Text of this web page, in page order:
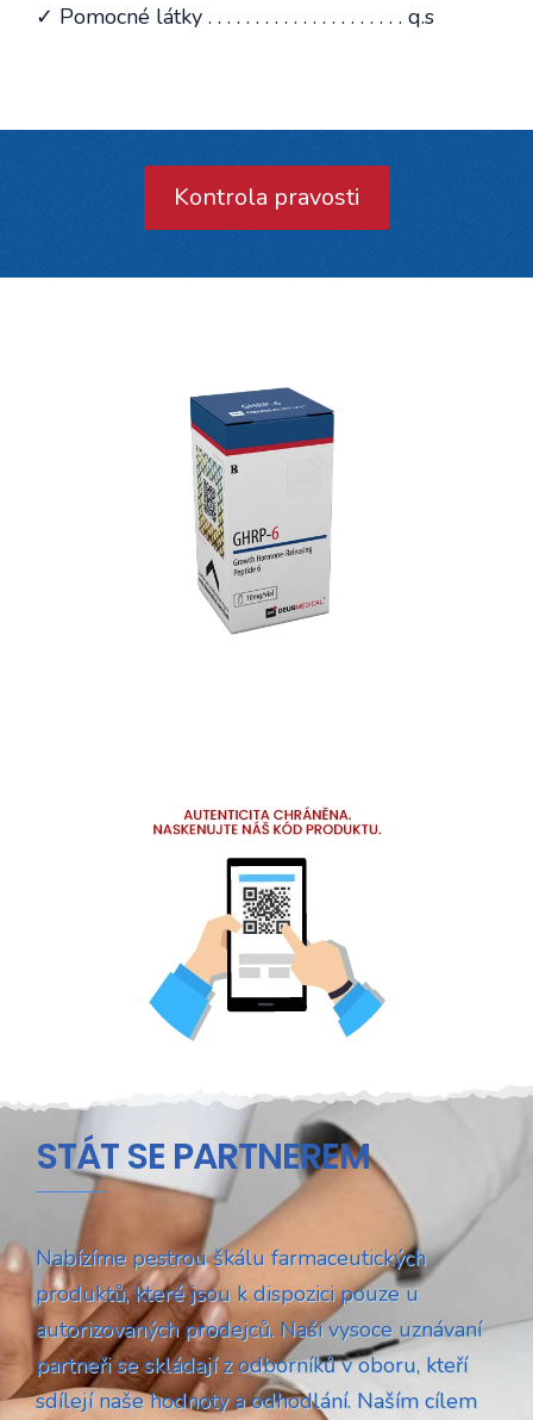
✓ Pomocné látky . . . . . . . . . . . . . . . . . . . . . q.s
Kontrola pravosti
STÁT SE PARTNEREM
Nabízíme pestrou škálu farmaceutických
produktů, které jsou k dispozici pouze u
autorizovaných prodejců. Naši vysoce uznávaní
partneři se skládají z odborníků v oboru, kteří
sdílejí naše hodnoty a odhodlání. Naším cílem